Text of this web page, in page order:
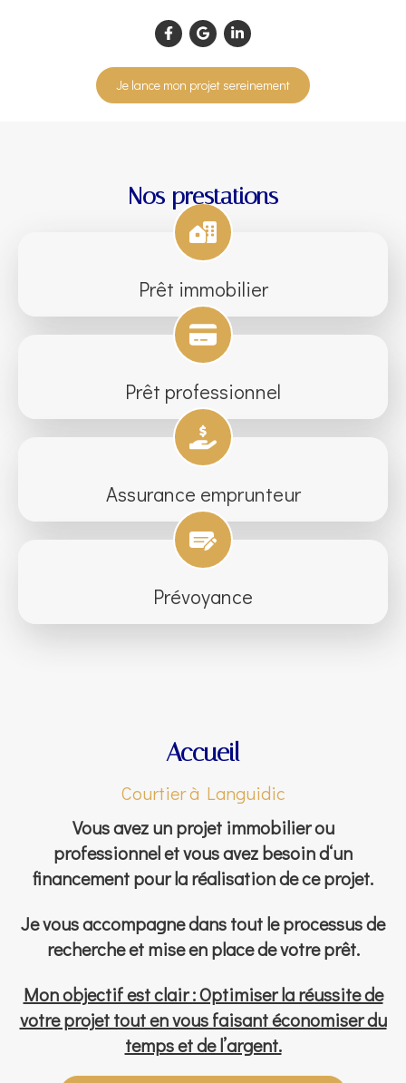
Je lance mon projet sereinement
Nos prestations
Prêt immobilier
Prêt professionnel
Assurance emprunteur
Prévoyance
Accueil
Courtier à Languidic
Vous avez un projet immobilier ou
professionnel et vous avez besoin d‘un
financement pour la réalisation de ce projet.
Je vous accompagne dans tout le processus de
recherche et mise en place de votre prêt.
Mon objectif est clair : Optimiser la réussite de
votre projet tout en vous faisant économiser du
temps et de l’argent.